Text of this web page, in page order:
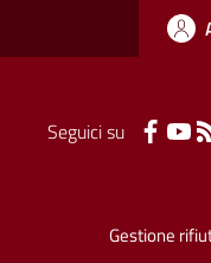
Seguici su
Gestione